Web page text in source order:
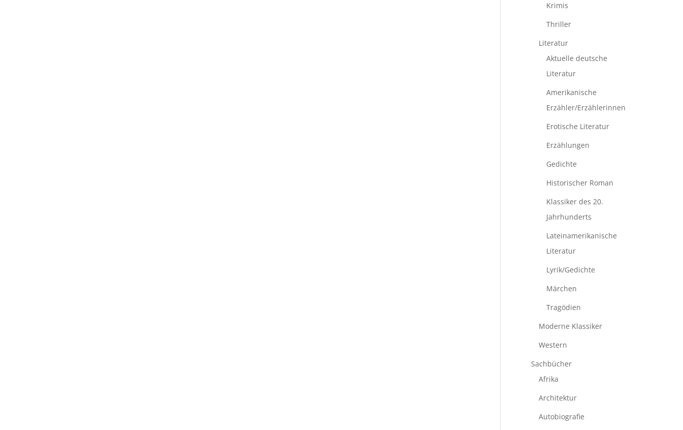
Krimis
Thriller
Literatur
Aktuelle deutsche
Literatur
Amerikanische
Erzähler/Erzählerinnen
Erotische Literatur
Erzählungen
Gedichte
Historischer Roman
Klassiker des 20.
Jahrhunderts
Lateinamerikanische
Literatur
Lyrik/Gedichte
Märchen
Tragödien
Moderne Klassiker
Western
Sachbücher
Afrika
Architektur
Autobiografie